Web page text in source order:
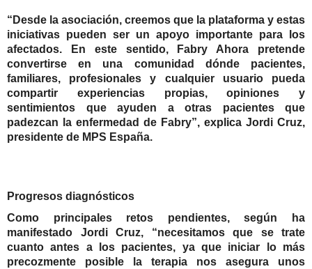
“Desde la asociación, creemos que la plataforma y estas
iniciativas pueden ser un apoyo importante para los
afectados. En este sentido, Fabry Ahora pretende
convertirse en una comunidad dónde pacientes,
familiares, profesionales y cualquier usuario pueda
compartir experiencias propias, opiniones y
sentimientos que ayuden a otras pacientes que
padezcan la enfermedad de Fabry”, explica Jordi Cruz,
presidente de MPS España.
Progresos diagnósticos
Como principales retos pendientes, según ha
manifestado Jordi Cruz, “necesitamos que se trate
cuanto antes a los pacientes, ya que iniciar lo más
precozmente posible la terapia nos asegura unos